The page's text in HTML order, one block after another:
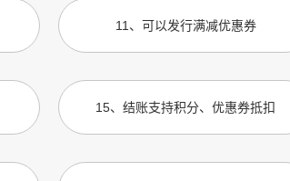
11 、 可以发行满减优惠券
15、 结账支持积分、优惠券抵扣